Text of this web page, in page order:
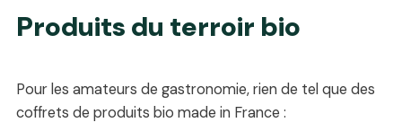
Produits du terroir bio
Pour les amateurs de gastronomie, rien de tel que des
coffrets de produits bio made in France :